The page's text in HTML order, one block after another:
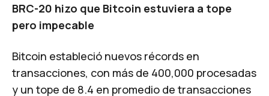
BRC-20 hizo que Bitcoin estuviera a tope
pero impecable
Bitcoin estableció nuevos récords en
transacciones, con más de 400,000 procesadas
y un tope de 8.4 en promedio de transacciones